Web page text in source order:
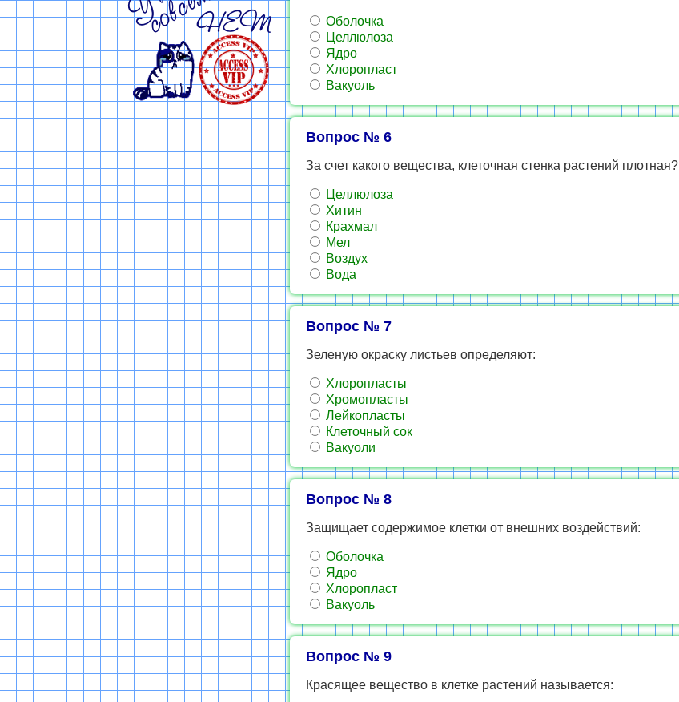
Оболочка
Целлюлоза
Ядро
Хлоропласт
Вакуоль
Вопрос № 6
За счет какого вещества, клеточная стенка растений плотная?
Целлюлоза
Хитин
Крахмал
Мел
Воздух
Вода
Вопрос № 7
Зеленую окраску листьев определяют:
Хлоропласты
Хромопласты
Лейкопласты
Клеточный сок
Вакуоли
Вопрос № 8
Защищает содержимое клетки от внешних воздействий:
Оболочка
Ядро
Хлоропласт
Вакуоль
Вопрос № 9
Красящее вещество в клетке растений называется: